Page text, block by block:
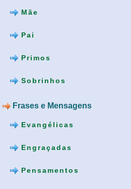
Mãe
Pai
Primos
Sobrinhos
Frases e Mensagens
Evangélicas
Engraçadas
Pensamentos